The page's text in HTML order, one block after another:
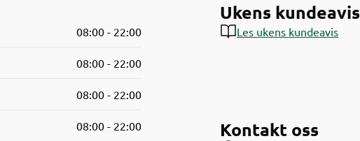
08:00 - 22:00
08:00 - 22:00
08:00 - 22:00
08:00 - 22:00
Ukens kundeavis
Les ukens kundeavis
Kontakt oss